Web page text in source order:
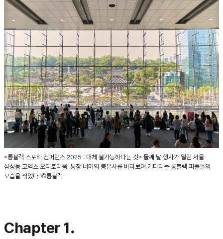
<롱블랙 스토리 컨퍼런스 2025 : 대체 불가능하다는 것> 둘째 날 행사가 열린 서울
삼성동 코엑스 오디토리움. 통창 너머의 봉은사를 바라보며 기다리는 롱블랙 피플들의
모습을 찍었다. ©롱블랙
Chapter 1.